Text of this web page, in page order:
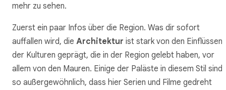
mehr zu sehen.
Zuerst ein paar Infos über die Region. Was dir sofort
auffallen wird, die Architektur ist stark von den Einflüssen
der Kulturen geprägt, die in der Region gelebt haben, vor
allem von den Mauren. Einige der Paläste in diesem Stil sind
so außergewöhnlich, dass hier Serien und Filme gedreht